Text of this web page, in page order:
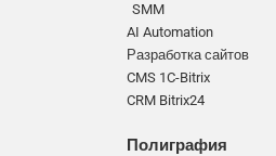
SMM
AI Automation
Разработка сайтов
CMS 1C-Bitrix
CRM Bitrix24
Полиграфия